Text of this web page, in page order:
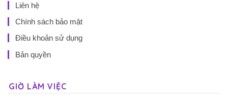
Liên hệ
Chính sách bảo mật
Điều khoản sử dụng
Bản quyền
GIỜ LÀM VIỆC